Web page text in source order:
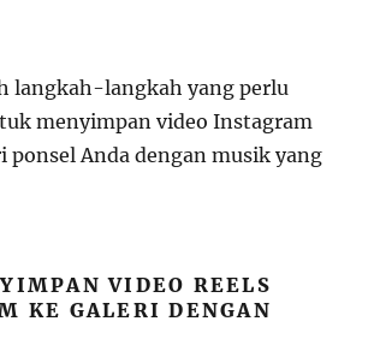
langkah-langkah yang perlu
menyimpan video Instagram
ponsel Anda dengan musik yang
VIDEO REELS
KE GALERI DENGAN